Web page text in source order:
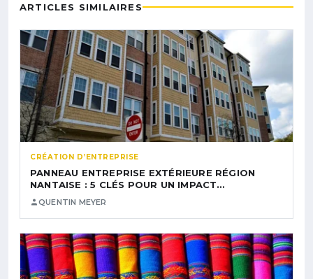
ARTICLES SIMILAIRES
CRÉATION D’ENTREPRISE
PANNEAU ENTREPRISE EXTÉRIEURE RÉGION
NANTAISE : 5 CLÉS POUR UN IMPACT…
QUENTIN MEYER